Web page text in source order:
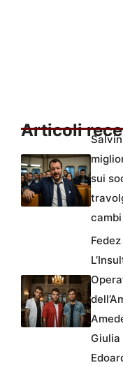
Articoli
sui
Giulia